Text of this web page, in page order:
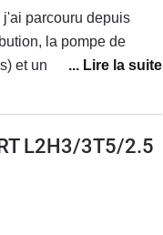
parcouru depuis
la pompe de
et un étrier arrière.Je
chargé avec un
sur la route.En grosse
dit dans un
mais on en
L2H3/3T5/2.5